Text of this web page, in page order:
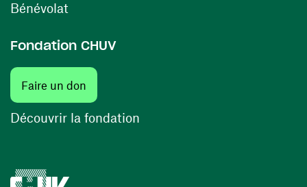
Bénévolat
Fondation CHUV
Faire un don
Découvrir la fondation